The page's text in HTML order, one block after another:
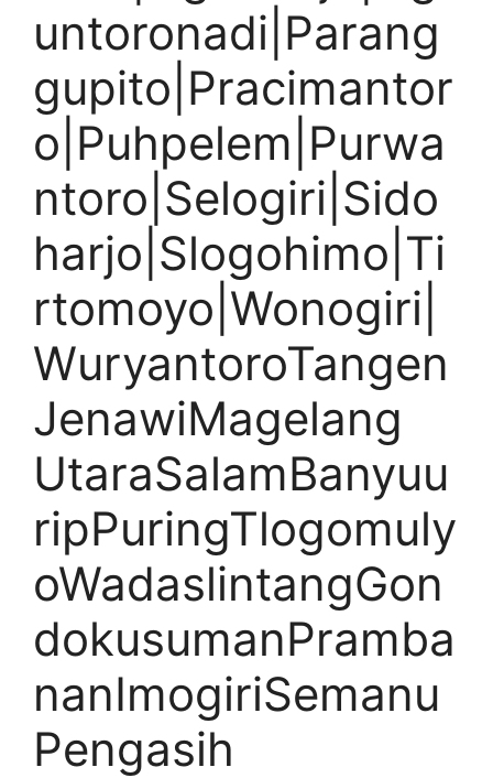
untoronadi|Parang
gupito|Pracimantor
o|Puhpelem|Purwa
ntoro|Selogiri|Sido
harjo|Slogohimo|Ti
rtomoyo|Wonogiri|
WuryantoroTangen
JenawiMagelang
UtaraSalamBanyuu
ripPuringTlogomuly
oWadaslintangGon
dokusumanPramba
nanImogiriSemanu
Pengasih